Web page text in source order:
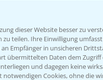
dieser Website besser zu
teilen. Ihre Einwilligung
Empfänger in unsicheren
übermittelten Daten dem
und dagegen keine
Cookies, ohne die